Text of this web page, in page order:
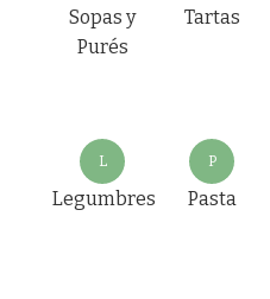
Sopas y
Purés
Tartas
L
Legumbres
P
Pasta